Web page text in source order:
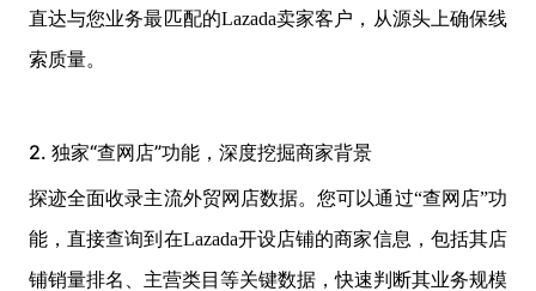
直达与您业务最匹配的Lazada卖家客户，从源头上确保线
索质量。
2. 独家“查网店”功能，深度挖掘商家背景
探迹全面收录主流外贸网店数据。您可以通过“查网店”功
能，直接查询到在Lazada开设店铺的商家信息，包括其店
铺销量排名、主营类目等关键数据，快速判断其业务规模